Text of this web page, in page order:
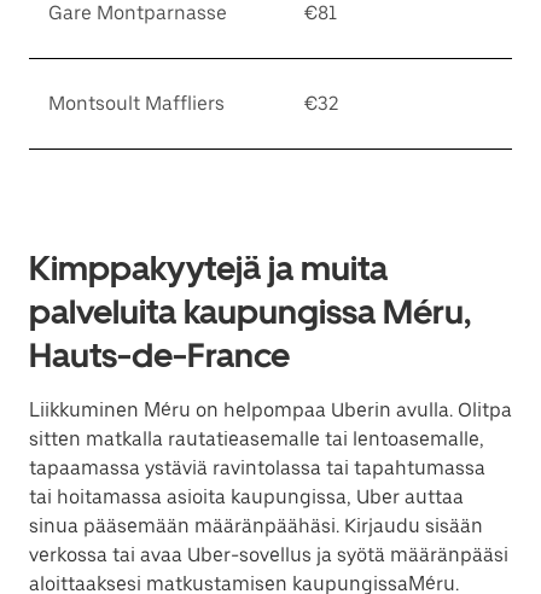
Gare Montparnasse €81
Montsoult Maffliers €32
Kimppakyytejä ja muita
palveluita kaupungissa Méru,
Hauts-de-France
Liikkuminen Méru on helpompaa Uberin avulla. Olitpa
sitten matkalla rautatieasemalle tai lentoasemalle,
tapaamassa ystäviä ravintolassa tai tapahtumassa
tai hoitamassa asioita kaupungissa, Uber auttaa
sinua pääsemään määränpäähäsi. Kirjaudu sisään
verkossa tai avaa Uber-sovellus ja syötä määränpääsi
aloittaaksesi matkustamisen kaupungissaMéru.